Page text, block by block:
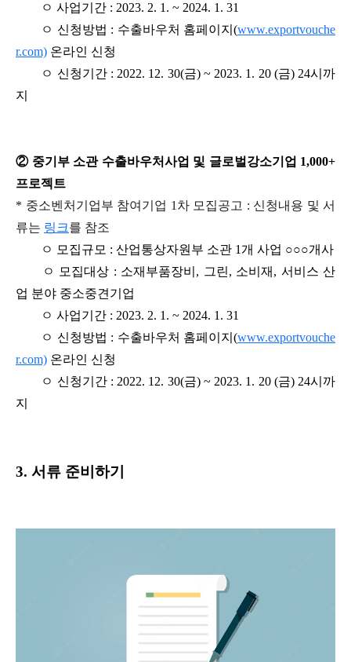
ㅇ 사업기간 : 2023. 2. 1. ~ 2024. 1. 31
ㅇ 신청방법 : 수출바우처 홈페이지(www.exportvouche
r.com) 온라인 신청
ㅇ 신청기간 : 2022. 12. 30(금) ~ 2023. 1. 20 (금) 24시까
지
② 중기부 소관 수출바우처사업 및 글로벌강소기업 1,000+
프로젝트
* 중소벤처기업부 참여기업 1차 모집공고 : 신청내용 및 서
류는 링크를 참조
ㅇ 모집규모 : 산업통상자원부 소관 1개 사업 ○○○개사
ㅇ 모집대상 : 소재부품장비, 그린, 소비재, 서비스 산
업 분야 중소중견기업
ㅇ 사업기간 : 2023. 2. 1. ~ 2024. 1. 31
ㅇ 신청방법 : 수출바우처 홈페이지(www.exportvouche
r.com) 온라인 신청
ㅇ 신청기간 : 2022. 12. 30(금) ~ 2023. 1. 20 (금) 24시까
지
3. 서류 준비하기